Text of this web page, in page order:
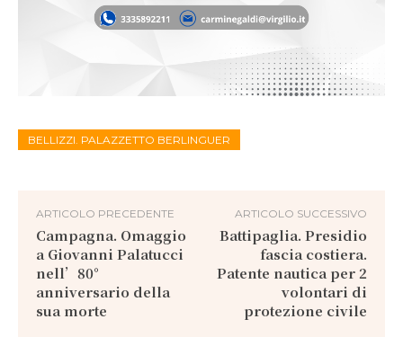
BELLIZZI. PALAZZETTO BERLINGUER
ARTICOLO PRECEDENTE
Campagna. Omaggio
a Giovanni Palatucci
nell’80°
anniversario della
sua morte
ARTICOLO SUCCESSIVO
Battipaglia. Presidio
fascia costiera.
Patente nautica per 2
volontari di
protezione civile